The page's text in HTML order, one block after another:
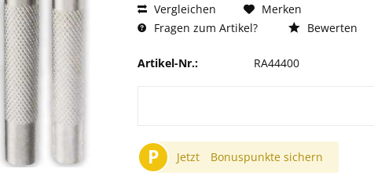
Vergleichen
Merken
Fragen zum Artikel?
Bewerten
Artikel-Nr.: RA44400
P Jetzt Bonuspunkte sichern